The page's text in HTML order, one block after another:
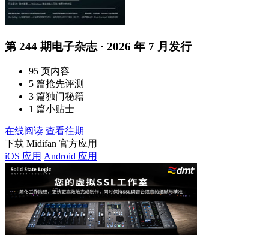
第 244 期电子杂志 · 2026 年 7 月发行
95 页内容
5 篇抢先评测
3 篇独门秘籍
1 篇小贴士
在线阅读 查看往期
下载 Midifan 官方应用
iOS 应用 Android 应用